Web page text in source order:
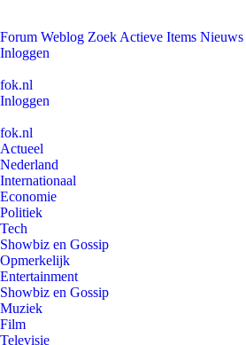
Forum Weblog Zoek Actieve Items Nieuws
Inloggen
fok.nl
Inloggen
fok.nl
Actueel
Nederland
Internationaal
Economie
Politiek
Tech
Showbiz en Gossip
Opmerkelijk
Entertainment
Showbiz en Gossip
Muziek
Film
Televisie